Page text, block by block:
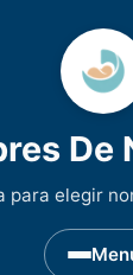
De
para elegir